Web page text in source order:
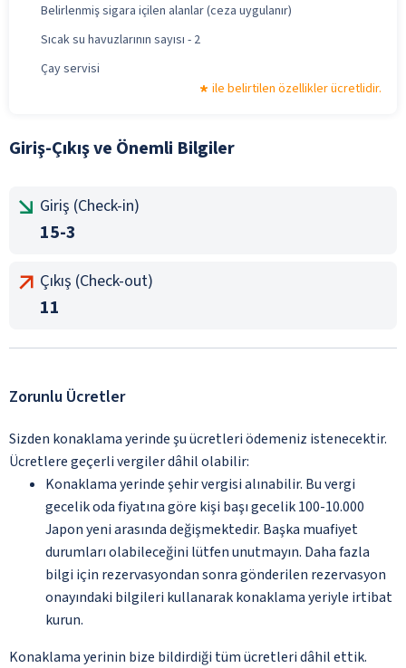
Belirlenmiş sigara içilen alanlar (ceza uygulanır)
Sıcak su havuzlarının sayısı - 2
Çay servisi
ile belirtilen özellikler ücretlidir.
Giriş-Çıkış ve Önemli Bilgiler
Giriş (Check-in)
15-3
Çıkış (Check-out)
11
Zorunlu Ücretler
Sizden konaklama yerinde şu ücretleri ödemeniz istenecektir.
Ücretlere geçerli vergiler dâhil olabilir:
Konaklama yerinde şehir vergisi alınabilir. Bu vergi
gecelik oda fiyatına göre kişi başı gecelik 100-10.000
Japon yeni arasında değişmektedir. Başka muafiyet
durumları olabileceğini lütfen unutmayın. Daha fazla
bilgi için rezervasyondan sonra gönderilen rezervasyon
onayındaki bilgileri kullanarak konaklama yeriyle irtibat
kurun.
Konaklama yerinin bize bildirdiği tüm ücretleri dâhil ettik.